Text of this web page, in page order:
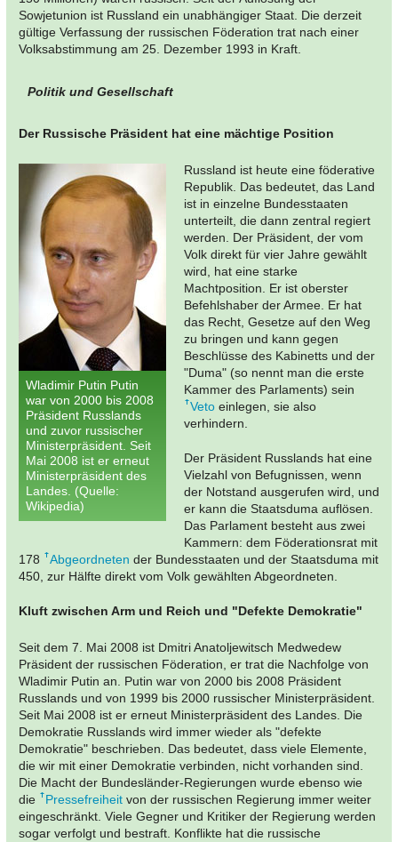
Sowjetunion ist Russland ein unabhängiger Staat. Die derzeit
gültige Verfassung der russischen Föderation trat nach einer
Volksabstimmung am 25. Dezember 1993 in Kraft.
Politik und Gesellschaft
Der Russische Präsident hat eine mächtige Position
Wladimir Putin Putin
war von 2000 bis 2008
Präsident Russlands
und zuvor russischer
Ministerpräsident. Seit
Mai 2008 ist er erneut
Ministerpräsident des
Landes. (Quelle:
Wikipedia)
Russland ist heute eine föderative
Republik. Das bedeutet, das Land
ist in einzelne Bundesstaaten
unterteilt, die dann zentral regiert
werden. Der Präsident, der vom
Volk direkt für vier Jahre gewählt
wird, hat eine starke
Machtposition. Er ist oberster
Befehlshaber der Armee. Er hat
das Recht, Gesetze auf den Weg
zu bringen und kann gegen
Beschlüsse des Kabinetts und der
"Duma" (so nennt man die erste
Kammer des Parlaments) sein
Veto einlegen, sie also
verhindern.
Der Präsident Russlands hat eine
Vielzahl von Befugnissen, wenn
der Notstand ausgerufen wird, und
er kann die Staatsduma auflösen.
Das Parlament besteht aus zwei
Kammern: dem Föderationsrat mit
178
Abgeordneten der Bundesstaaten und der Staatsduma mit
450, zur Hälfte direkt vom Volk gewählten Abgeordneten.
Kluft zwischen Arm und Reich und "Defekte Demokratie"
Seit dem 7. Mai 2008 ist Dmitri Anatoljewitsch Medwedew
Präsident der russischen Föderation, er trat die Nachfolge von
Wladimir Putin an. Putin war von 2000 bis 2008 Präsident
Russlands und von 1999 bis 2000 russischer Ministerpräsident.
Seit Mai 2008 ist er erneut Ministerpräsident des Landes. Die
Demokratie Russlands wird immer wieder als "defekte
Demokratie" beschrieben. Das bedeutet, dass viele Elemente,
die wir mit einer Demokratie verbinden, nicht vorhanden sind.
Die Macht der Bundesländer-Regierungen wurde ebenso wie
die
Pressefreiheit von der russischen Regierung immer weiter
eingeschränkt. Viele Gegner und Kritiker der Regierung werden
sogar verfolgt und bestraft. Konflikte hat die russische